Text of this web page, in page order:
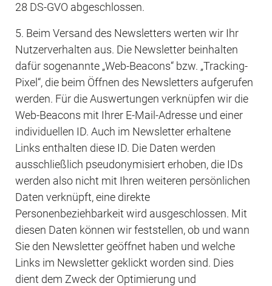
28 DS-GVO abgeschlossen.
5. Beim Versand des Newsletters werten wir Ihr
Nutzerverhalten aus. Die Newsletter beinhalten
dafür sogenannte „Web-Beacons“ bzw. „Tracking-
Pixel“, die beim Öffnen des Newsletters aufgerufen
werden. Für die Auswertungen verknüpfen wir die
Web-Beacons mit Ihrer E-Mail-Adresse und einer
individuellen ID. Auch im Newsletter erhaltene
Links enthalten diese ID. Die Daten werden
ausschließlich pseudonymisiert erhoben, die IDs
werden also nicht mit Ihren weiteren persönlichen
Daten verknüpft, eine direkte
Personenbeziehbarkeit wird ausgeschlossen. Mit
diesen Daten können wir feststellen, ob und wann
Sie den Newsletter geöffnet haben und welche
Links im Newsletter geklickt worden sind. Dies
dient dem Zweck der Optimierung und